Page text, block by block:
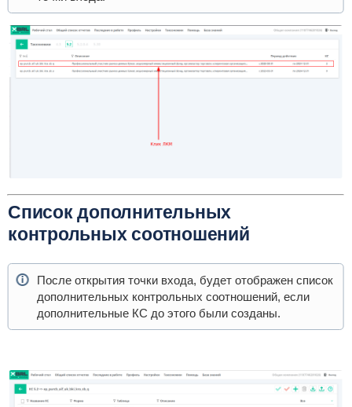
Список дополнительных
контрольных соотношений
После открытия точки входа, будет отображен список
дополнительных контрольных соотношений, если
дополнительные КС до этого были созданы.